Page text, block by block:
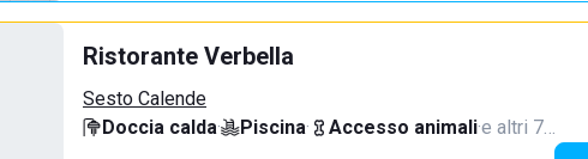
Ristorante Verbella
Sesto Calende
Doccia calda· Piscina· Accesso animali·e altri 7…